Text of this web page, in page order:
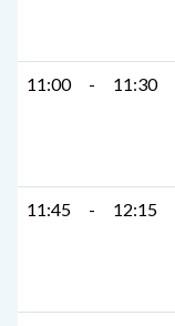
11:00 - 11:30
11:45 - 12:15